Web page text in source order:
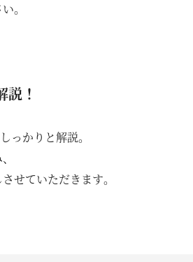
。
！
っかりと解説。
せていただきます。